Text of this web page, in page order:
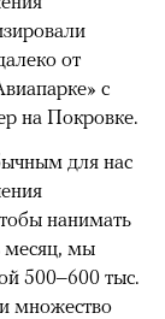
от
с
на Покровке.
для нас
нанимать
месяц, мы
500–600 тыс.
множество